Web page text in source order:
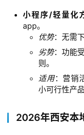
小程序/轻量化
app。
优势：无需
劣势：功能
则。
适用：营销
小可行性产品
2026年西安本